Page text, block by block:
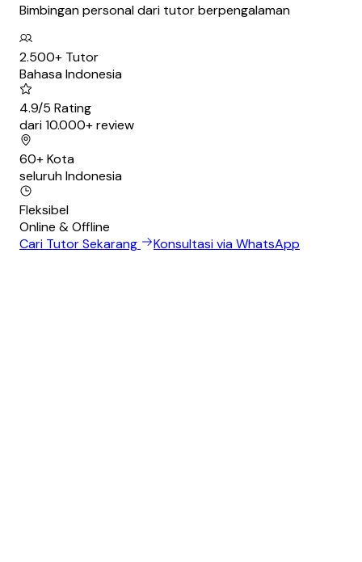
Bimbingan personal dari tutor berpengalaman
2.500+ Tutor
Bahasa Indonesia
4.9/5 Rating
dari 10.000+ review
60+ Kota
seluruh Indonesia
Fleksibel
Online & Offline
Cari Tutor Sekarang
Konsultasi via WhatsApp